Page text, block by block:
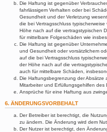
Die Haftung ist gegenüber
fahrlässigem Verhalten oder bei
Gesundheit und der Verletzung
die bei Vertragsschluss
Höhe nach auf die vertragstypischen
für mittelbare Folgeschäden wie
Die Haftung ist gegenüber
und Gesundheit oder vorsätzlichem
auf die bei Vertragsschluss
der Höhe nach auf die
auch für mittelbare Schäden,
Die Haftungsbegrenzung der
Mitarbeiter und Erfüllungsgehilfen des
Ansprüche für eine Haftung aus
6. ÄNDERUNGSVORBEHALT
Der Betreiber ist berechtigt, die
zu ändern. Die Änderung wird dem
Der Nutzer ist berechtigt, den